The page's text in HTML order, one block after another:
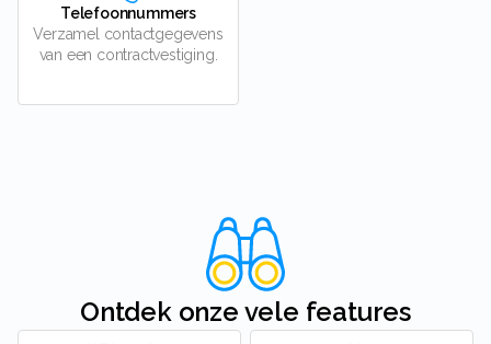
Telefoonnummers
Verzamel contactgegevens
van een contractvestiging.
Ontdek onze vele features